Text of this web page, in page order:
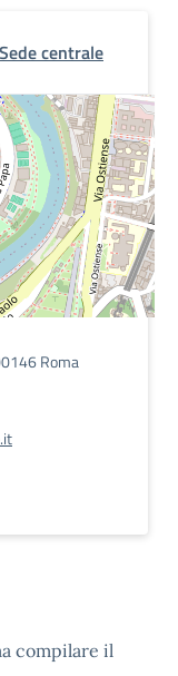
centrale
Roma
compilare il